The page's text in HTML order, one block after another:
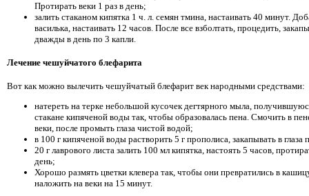
Протирать веки 1 раз в день;
залить стаканом кипятка 1 ч. л. семян тмина, настаивать 40 минут.
василька, настаивать 12 часов. После все взболтать, процедить,
дважды в день по 3 капли.
Лечение чешуйчатого блефарита
Вот как можно вылечить чешуйчатый блефарит век народными средствами:
натереть на терке небольшой кусочек дегтярного мыла,
стакане кипяченой воды так, чтобы образовалась пена. Смочить в
веки, после промыть глаза чистой водой;
в 100 г кипяченой воды растворить 5 г прополиса, закапывать в глаза
20 г лаврового листа залить 100 мл кипятка, настоять 5 часов,
день;
Хорошо размять цветки клевера так, чтобы они превратились в
наложить на веки на 15 минут.